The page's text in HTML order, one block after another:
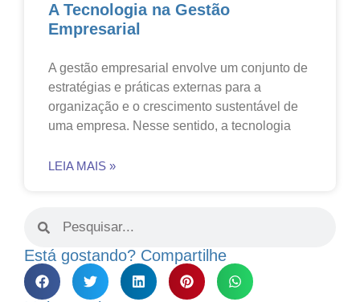
A Tecnologia na Gestão
Empresarial
A gestão empresarial envolve um conjunto de
estratégias e práticas externas para a
organização e o crescimento sustentável de
uma empresa. Nesse sentido, a tecnologia
LEIA MAIS »
Está gostando? Compartilhe